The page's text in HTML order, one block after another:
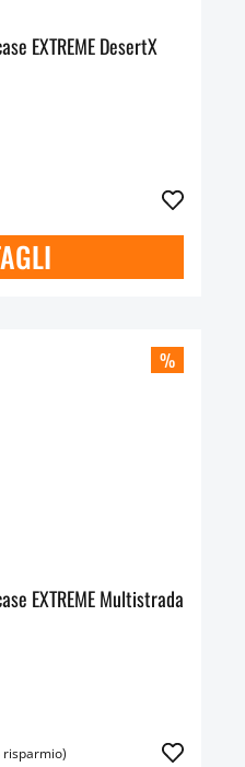
EXTREME DesertX
%
EXTREME Multistrada
risparmio)